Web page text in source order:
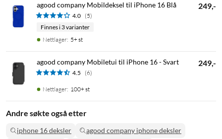
agood company Mobildeksel til iPhone 16 Blå
4.0 (5)
Finnes i 3 varianter
249,-
Nettlager: 5+ st
agood company Mobiletui til iPhone 16 - Svart
4.5 (6)
249,-
Nettlager: 100+ st
Andre søkte også etter
iphone 16 deksler
agood company iphone deksler